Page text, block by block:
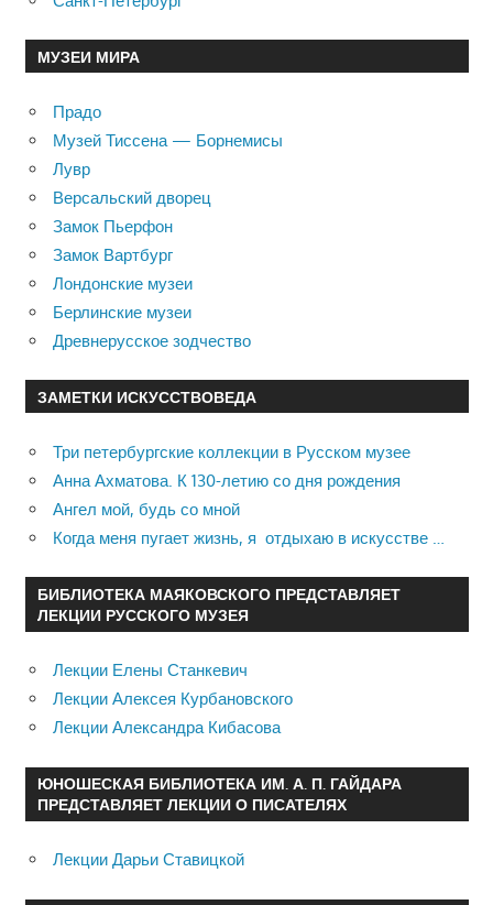
МУЗЕИ МИРА
Прадо
Музей Тиссена — Борнемисы
Лувр
Версальский дворец
Замок Пьерфон
Замок Вартбург
Лондонские музеи
Берлинские музеи
Древнерусское зодчество
ЗАМЕТКИ ИСКУССТВОВЕДА
Три петербургские коллекции в Русском музее
Анна Ахматова. К 130-летию со дня рождения
Ангел мой, будь со мной
Когда меня пугает жизнь, я отдыхаю в искусстве …
БИБЛИОТЕКА МАЯКОВСКОГО ПРЕДСТАВЛЯЕТ
ЛЕКЦИИ РУССКОГО МУЗЕЯ
Лекции Елены Станкевич
Лекции Алексея Курбановского
Лекции Александра Кибасова
ЮНОШЕСКАЯ БИБЛИОТЕКА ИМ. А. П. ГАЙДАРА
ПРЕДСТАВЛЯЕТ ЛЕКЦИИ О ПИСАТЕЛЯХ
Лекции Дарьи Ставицкой